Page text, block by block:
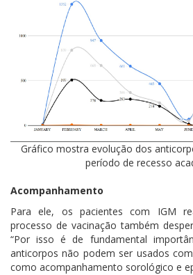
Gráfico mostra evolução dos
período de recesso
Acompanhamento
Para ele, os pacientes com IGM
processo de vacinação também
“Por isso é de fundamental
anticorpos não podem ser usados
como acompanhamento sorológico e